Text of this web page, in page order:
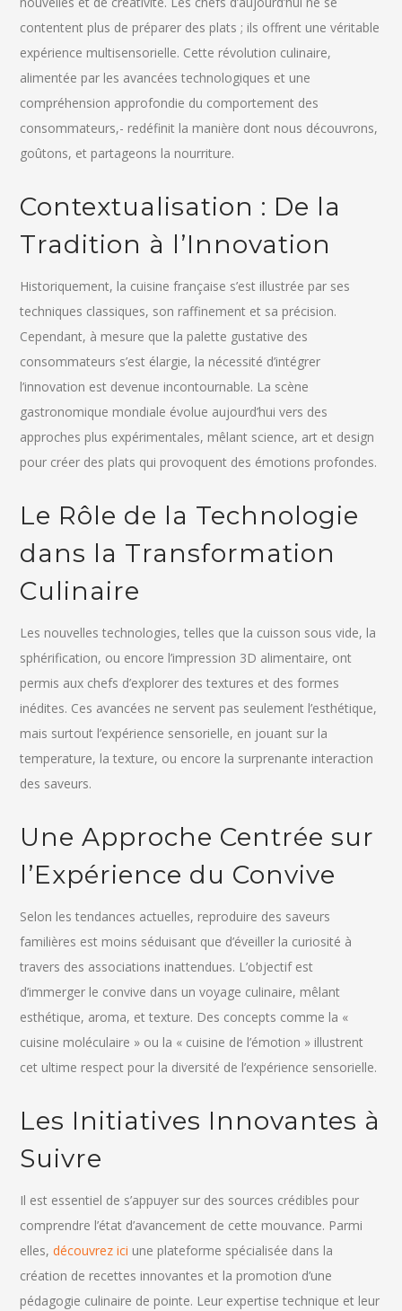
contentent plus de préparer des plats ; ils offrent une véritable
expérience multisensorielle. Cette révolution culinaire,
alimentée par les avancées technologiques et une
compréhension approfondie du comportement des
consommateurs,- redéfinit la manière dont nous découvrons,
goûtons, et partageons la nourriture.
Contextualisation : De la
Tradition à l’Innovation
Historiquement, la cuisine française s’est illustrée par ses
techniques classiques, son raffinement et sa précision.
Cependant, à mesure que la palette gustative des
consommateurs s’est élargie, la nécessité d’intégrer
l’innovation est devenue incontournable. La scène
gastronomique mondiale évolue aujourd’hui vers des
approches plus expérimentales, mêlant science, art et design
pour créer des plats qui provoquent des émotions profondes.
Le Rôle de la Technologie
dans la Transformation
Culinaire
Les nouvelles technologies, telles que la cuisson sous vide, la
sphérification, ou encore l’impression 3D alimentaire, ont
permis aux chefs d’explorer des textures et des formes
inédites. Ces avancées ne servent pas seulement l’esthétique,
mais surtout l’expérience sensorielle, en jouant sur la
temperature, la texture, ou encore la surprenante interaction
des saveurs.
Une Approche Centrée sur
l’Expérience du Convive
Selon les tendances actuelles, reproduire des saveurs
familières est moins séduisant que d’éveiller la curiosité à
travers des associations inattendues. L’objectif est
d’immerger le convive dans un voyage culinaire, mêlant
esthétique, aroma, et texture. Des concepts comme la «
cuisine moléculaire » ou la « cuisine de l’émotion » illustrent
cet ultime respect pour la diversité de l’expérience sensorielle.
Les Initiatives Innovantes à
Suivre
Il est essentiel de s’appuyer sur des sources crédibles pour
comprendre l’état d’avancement de cette mouvance. Parmi
elles,découvrez ici une plateforme spécialisée dans la
création de recettes innovantes et la promotion d’une
pédagogie culinaire de pointe. Leur expertise technique et leur